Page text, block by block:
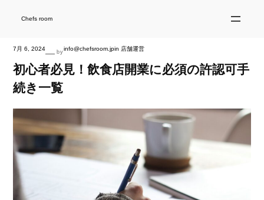
Chefs room
7月 6, 2024— byinfo@chefsroom.jpin 店舗運営
初心者必見！飲食店開業に必須の許認可手
続き一覧